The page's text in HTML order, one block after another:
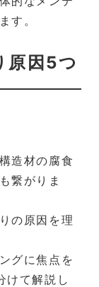
す。
原因5つ
造材の腐食
繋がりま
の原因を理
グに焦点を
けて解説し